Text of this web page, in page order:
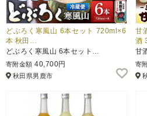
ランキング
特集・おすすめ
ふるさと納税とは
控除額シミュレータ
どぶろく寒風山 6本セット 720ml×6
本 秋田…
どぶろく寒風山 6本セット…
寄附金額 40,700円
秋田県男鹿市
甘
酒
甘
寄